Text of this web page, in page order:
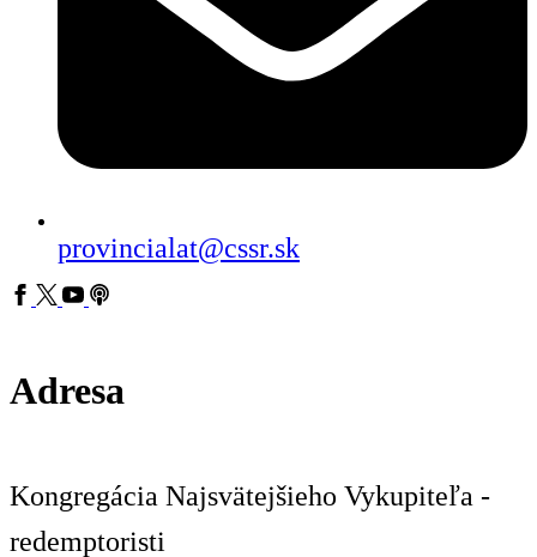
provincialat@cssr.sk
Adresa
Kongregácia Najsvätejšieho Vykupiteľa -
redemptoristi